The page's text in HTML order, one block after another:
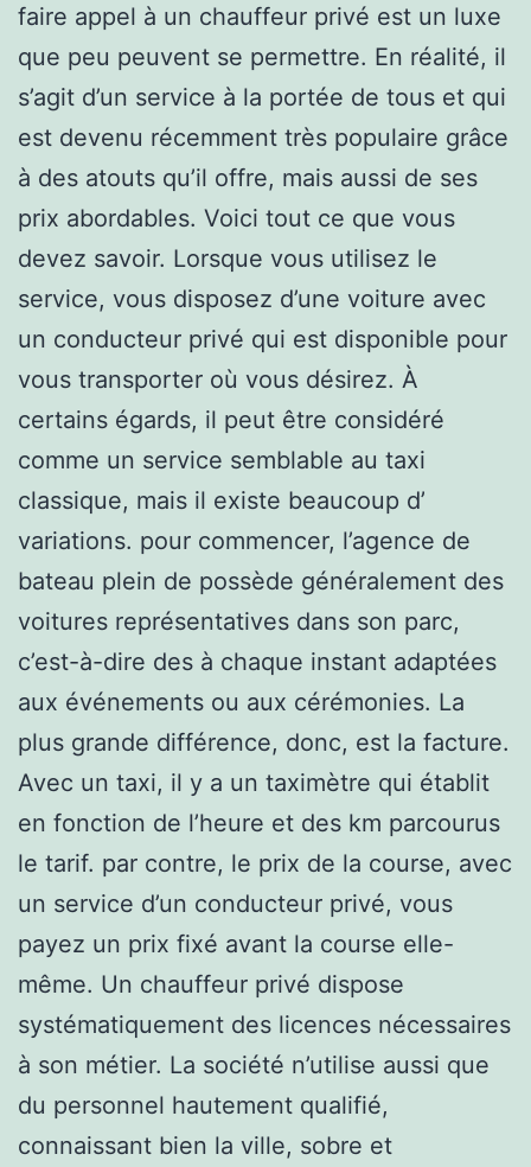
faire appel à un chauffeur privé est un luxe
que peu peuvent se permettre. En réalité, il
s’agit d’un service à la portée de tous et qui
est devenu récemment très populaire grâce
à des atouts qu’il offre, mais aussi de ses
prix abordables. Voici tout ce que vous
devez savoir. Lorsque vous utilisez le
service, vous disposez d’une voiture avec
un conducteur privé qui est disponible pour
vous transporter où vous désirez. À
certains égards, il peut être considéré
comme un service semblable au taxi
classique, mais il existe beaucoup d’
variations. pour commencer, l’agence de
bateau plein de possède généralement des
voitures représentatives dans son parc,
c’est-à-dire des à chaque instant adaptées
aux événements ou aux cérémonies. La
plus grande différence, donc, est la facture.
Avec un taxi, il y a un taximètre qui établit
en fonction de l’heure et des km parcourus
le tarif. par contre, le prix de la course, avec
un service d’un conducteur privé, vous
payez un prix fixé avant la course elle-
même. Un chauffeur privé dispose
systématiquement des licences nécessaires
à son métier. La société n’utilise aussi que
du personnel hautement qualifié,
connaissant bien la ville, sobre et